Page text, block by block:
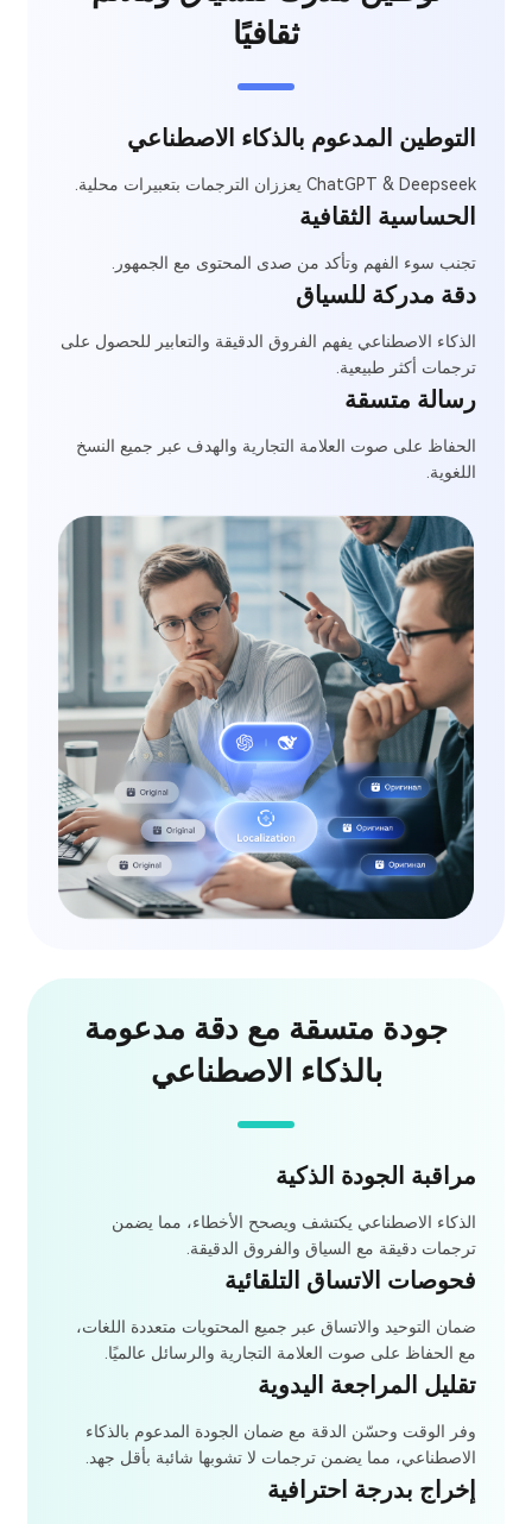
ثقافيًا
التوطين المدعوم بالذكاء الاصطناعي
ChatGPT & Deepseek يعززان الترجمات بتعبيرات محلية.
الحساسية الثقافية
تجنب سوء الفهم وتأكد من صدى المحتوى مع الجمهور.
دقة مدركة للسياق
الذكاء الاصطناعي يفهم الفروق الدقيقة والتعابير للحصول على
ترجمات أكثر طبيعية.
رسالة متسقة
الحفاظ على صوت العلامة التجارية والهدف عبر جميع النسخ
اللغوية.
جودة متسقة مع دقة مدعومة
بالذكاء الاصطناعي
مراقبة الجودة الذكية
الذكاء الاصطناعي يكتشف ويصحح الأخطاء، مما يضمن
ترجمات دقيقة مع السياق والفروق الدقيقة.
فحوصات الاتساق التلقائية
ضمان التوحيد والاتساق عبر جميع المحتويات متعددة اللغات،
مع الحفاظ على صوت العلامة التجارية والرسائل عالميًا.
تقليل المراجعة اليدوية
وفر الوقت وحسّن الدقة مع ضمان الجودة المدعوم بالذكاء
الاصطناعي، مما يضمن ترجمات لا تشوبها شائبة بأقل جهد.
إخراج بدرجة احترافية